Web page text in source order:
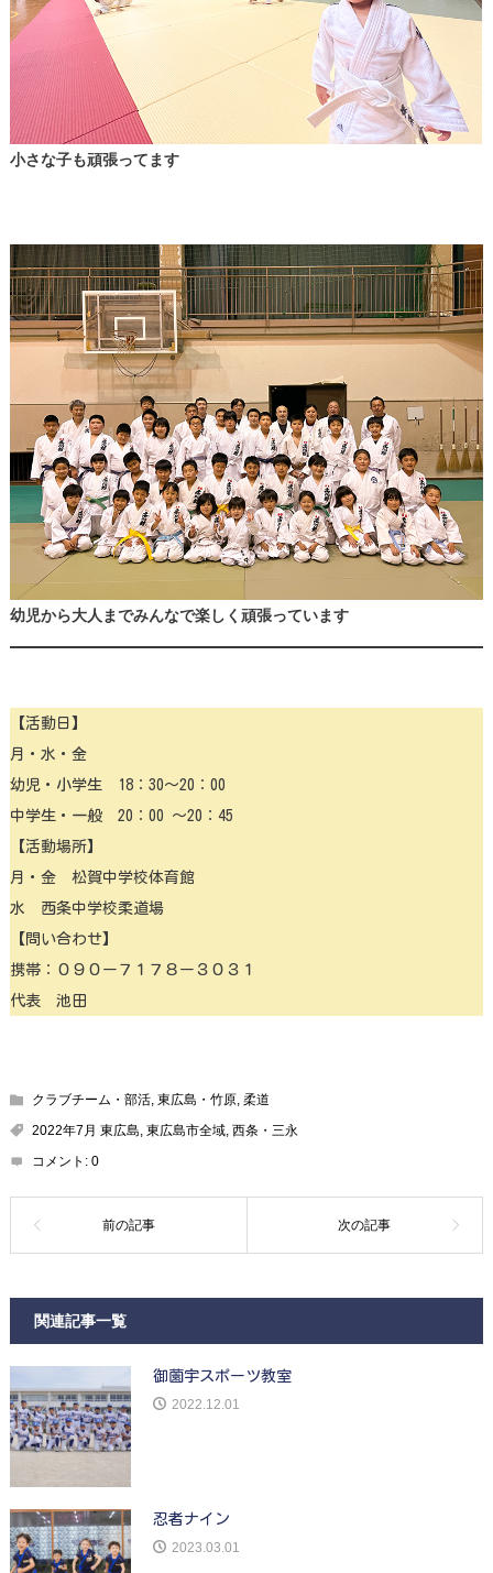
小さな子も頑張ってます
幼児から大人までみんなで楽しく頑張っています
【活動日】
月・水・金
幼児・小学生 18：30〜20：00
中学生・一般 20：00 〜20：45
【活動場所】
月・金 松賀中学校体育館
水 西条中学校柔道場
【問い合わせ】
携帯：０９０ー７１７８ー３０３１
代表 池田
クラブチーム・部活 ,東広島・竹原 ,柔道
2022年7月 東広島 ,東広島市全域 ,西条・三永
コメント:0
関連記事一覧
御薗宇スポーツ教室
2022.12.01
忍者ナイン
2023.03.01